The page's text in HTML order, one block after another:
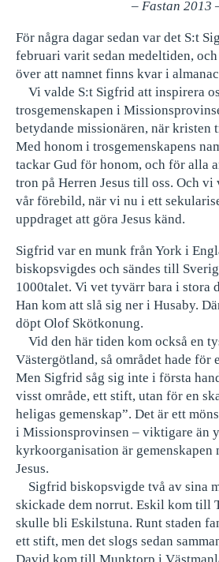
– Fastan 2013
För några dagar sedan var det S:t
februari varit sedan medeltiden,
över att namnet finns kvar i
Vi valde S:t Sigfrid att inspirera
trosgemenskapen i
betydande missionären, när
Med honom i trosgemenskapens
tackar Gud för honom, och för alla
tron på Herren Jesus till oss. Och
vår förebild, när vi nu i ett
uppdraget att göra Jesus känd.
Sigfrid var en munk från York i
biskopsvigdes och sändes till
1000talet. Vi vet tyvärr bara i stora
Han kom att slå sig ner i Husaby.
döpt Olof Skötkonung.
Vid den här tiden kom också en
Västergötland, så området hade för
Men Sigfrid såg sig inte i första
visst område, ett stift, utan för en
heligas gemenskap”. Det är ett
i Missionsprovinsen – viktigare än
kyrkoorganisation är gemenskapen
Jesus.
Sigfrid biskopsvigde två av sina
skickade dem norrut. Eskil kom till
skulle bli Eskilstuna. Runt staden
ett stift, men det slogs sedan